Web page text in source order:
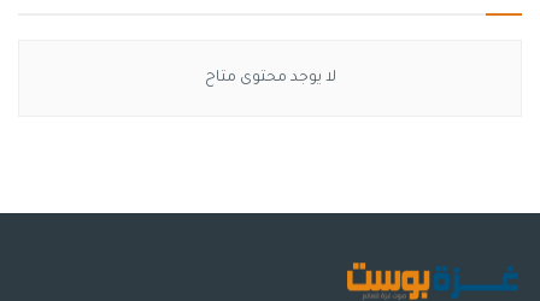
لا يوجد محتوى متاح